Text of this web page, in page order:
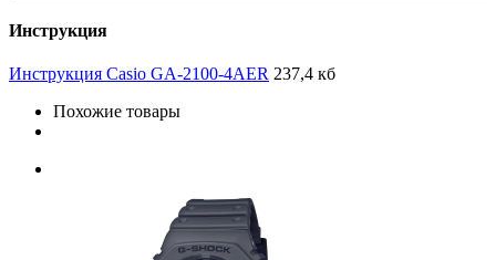
Инструкция
Инструкция Casio GA-2100-4AER 237,4 кб
Похожие товары